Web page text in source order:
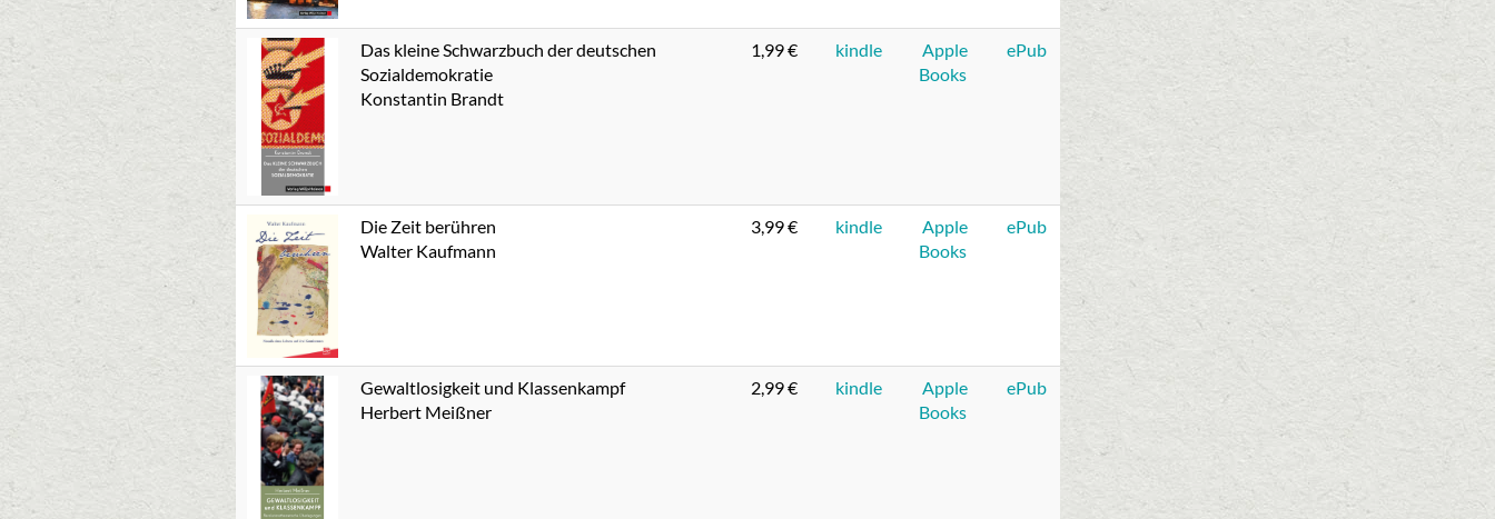
Das kleine Schwarzbuch der deutschen
Sozialdemokratie
Konstantin Brandt
1,99 € kindle
Apple
Books
ePub
Die Zeit berühren
Walter Kaufmann
3,99 € kindle
Apple
Books
ePub
Gewaltlosigkeit und Klassenkampf
Herbert Meißner
2,99 € kindle
Apple
Books
ePub